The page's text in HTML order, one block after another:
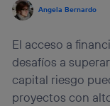
Angela Bernardo
El acceso a
desafíos a
capital riesgo
proyectos con